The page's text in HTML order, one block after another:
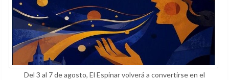
Del 3 al 7 de agosto, El Espinar volverá a convertirse en el